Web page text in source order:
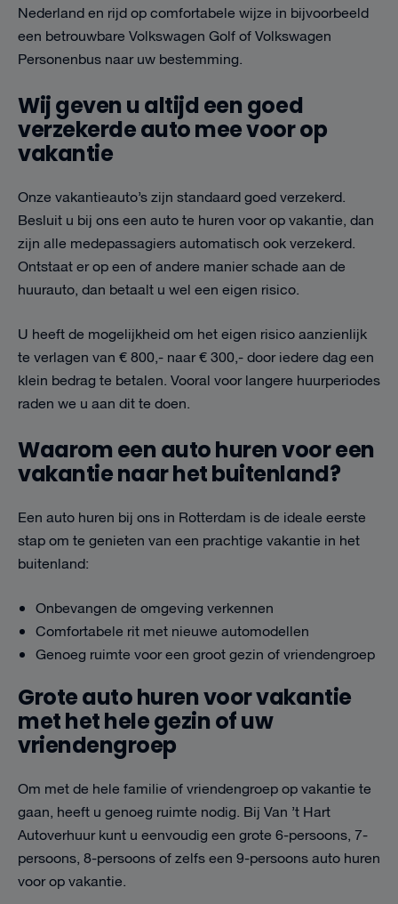
Nederland en rijd op comfortabele wijze in bijvoorbeeld
een betrouwbare Volkswagen Golf of Volkswagen
Personenbus naar uw bestemming.
Wij geven u altijd een goed
verzekerde auto mee voor op
vakantie
Onze vakantieauto’s zijn standaard goed verzekerd.
Besluit u bij ons een auto te huren voor op vakantie, dan
zijn alle medepassagiers automatisch ook verzekerd.
Ontstaat er op een of andere manier schade aan de
huurauto, dan betaalt u wel een eigen risico.
U heeft de mogelijkheid om het eigen risico aanzienlijk
te verlagen van € 800,- naar € 300,- door iedere dag een
klein bedrag te betalen. Vooral voor langere huurperiodes
raden we u aan dit te doen.
Waarom een auto huren voor een
vakantie naar het buitenland?
Een auto huren bij ons in Rotterdam is de ideale eerste
stap om te genieten van een prachtige vakantie in het
buitenland:
Onbevangen de omgeving verkennen
Comfortabele rit met nieuwe automodellen
Genoeg ruimte voor een groot gezin of vriendengroep
Grote auto huren voor vakantie
met het hele gezin of uw
vriendengroep
Om met de hele familie of vriendengroep op vakantie te
gaan, heeft u genoeg ruimte nodig. Bij Van ’t Hart
Autoverhuur kunt u eenvoudig een grote 6-persoons, 7-
persoons, 8-persoons of zelfs een 9-persoons auto huren
voor op vakantie.